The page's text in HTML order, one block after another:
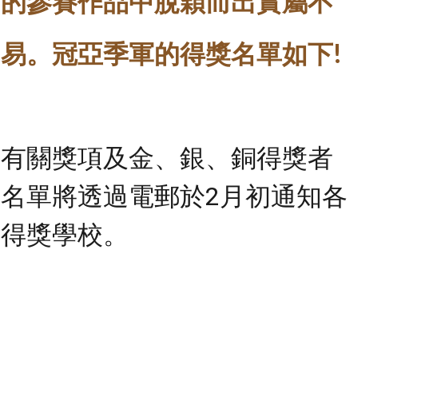
易。冠亞季軍的得獎名單如下!
有關獎項及金、銀、銅得獎者
名單將透過電郵於2月初通知各
得獎學校。